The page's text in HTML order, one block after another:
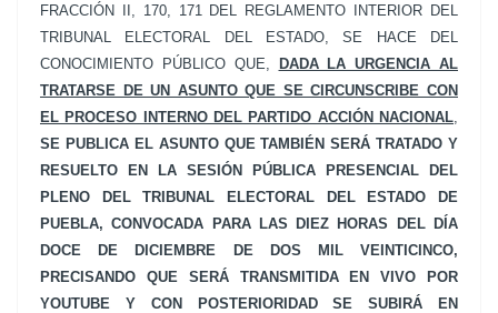
FRACCIÓN II, 170, 171 DEL REGLAMENTO INTERIOR DEL
TRIBUNAL ELECTORAL DEL ESTADO, SE HACE DEL
CONOCIMIENTO PÚBLICO QUE,
DADA LA URGENCIA AL
TRATARSE DE UN ASUNTO QUE SE CIRCUNSCRIBE CON
EL PROCESO INTERNO DEL PARTIDO ACCIÓN NACIONAL,
SE PUBLICA EL ASUNTO QUE TAMBIÉN SERÁ TRATADO Y
RESUELTO EN LA SESIÓN PÚBLICA PRESENCIAL DEL
PLENO DEL TRIBUNAL ELECTORAL DEL ESTADO DE
PUEBLA, CONVOCADA PARA LAS DIEZ HORAS DEL DÍA
DOCE DE DICIEMBRE DE DOS MIL VEINTICINCO,
PRECISANDO QUE SERÁ TRANSMITIDA EN VIVO POR
YOUTUBE Y CON POSTERIORIDAD SE SUBIRÁ EN